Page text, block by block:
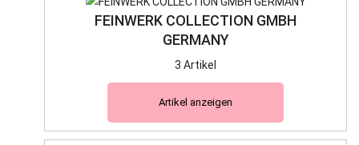
FEINWERK COLLECTION GMBH
GERMANY
3 Artikel
Artikel anzeigen